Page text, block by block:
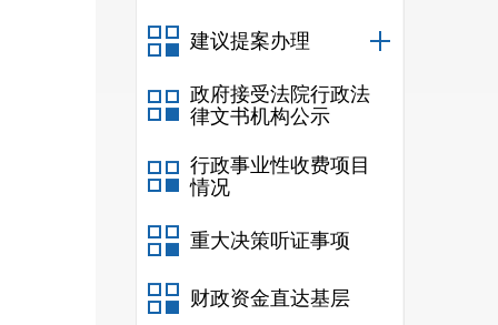
建议提案办理
政府接受法院行政法
律文书机构公示
行政事业性收费项目
情况
重大决策听证事项
财政资金直达基层